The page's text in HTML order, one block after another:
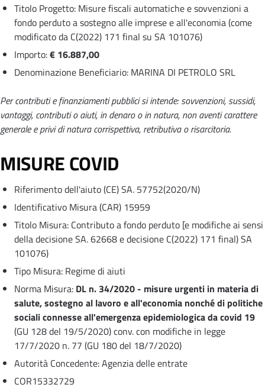
Titolo Progetto: Misure fiscali automatiche e sovvenzioni a
fondo perduto a sostegno alle imprese e all'economia (come
modificato da C(2022) 171 final su SA 101076)
Importo:€ 16.887,00
Denominazione Beneficiario: MARINA DI PETROLO SRL
Per contributi e finanziamenti pubblici si intende: sovvenzioni, sussidi,
vantaggi, contributi o aiuti, in denaro o in natura, non aventi carattere
generale e privi di natura corrispettiva, retributiva o risarcitoria.
MISURE COVID
Riferimento dell'aiuto (CE) SA. 57752(2020/N)
Identificativo Misura (CAR) 15959
Titolo Misura: Contributo a fondo perduto [e modifiche ai sensi
della decisione SA. 62668 e decisione C(2022) 171 final) SA
101076)
Tipo Misura: Regime di aiuti
Norma Misura: DL n. 34/2020 - misure urgenti in materia di
salute, sostegno al lavoro e all'economia nonché di politiche
sociali connesse all'emergenza epidemiologica da covid 19
(GU 128 del 19/5/2020) conv. con modifiche in legge
17/7/2020 n. 77 (GU 180 del 18/7/2020)
Autorità Concedente: Agenzia delle entrate
COR15332729